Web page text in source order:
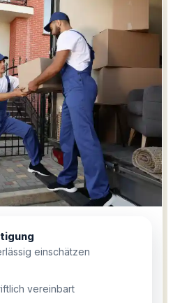
einschätzen
vereinbart